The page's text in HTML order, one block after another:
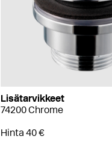
Lisätarvikkeet
74200 Chrome
Hinta 40 €